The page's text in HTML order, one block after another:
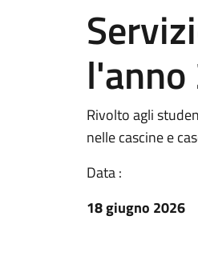
Rivolto agli
nelle cascine e
Data :
18 giugno 2026